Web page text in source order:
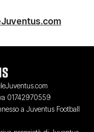
01742970559
a Juventus Football